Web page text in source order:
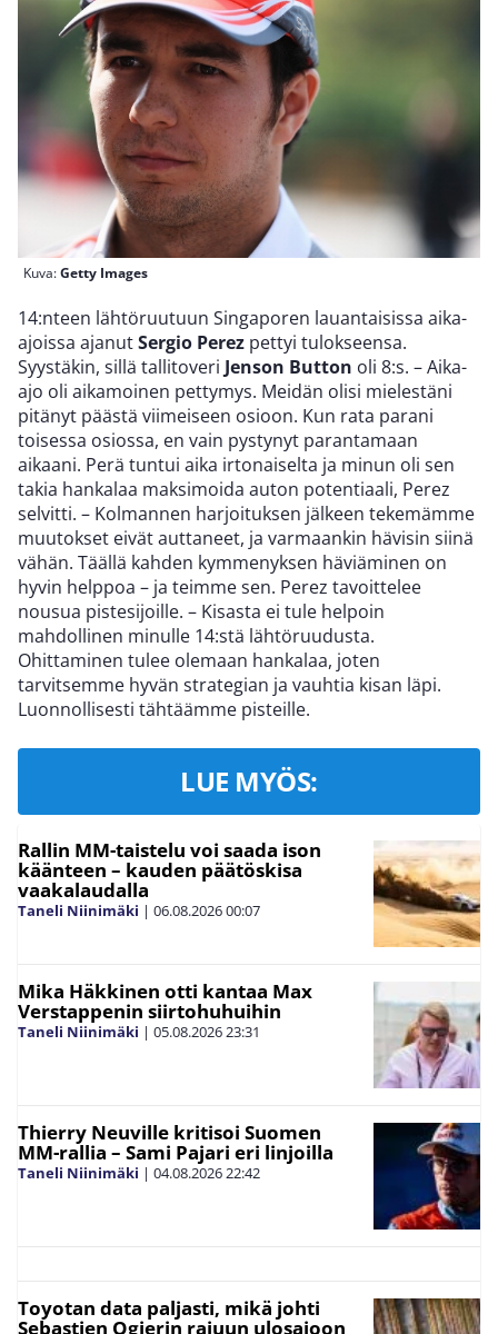
Kuva:Getty Images
14:nteen lähtöruutuun Singaporen lauantaisissa aika-
ajoissa ajanutSergio Perez pettyi tulokseensa.
Syystäkin, sillä tallitoveri Jenson Button oli 8:s. – Aika-
ajo oli aikamoinen pettymys. Meidän olisi mielestäni
pitänyt päästä viimeiseen osioon. Kun rata parani
toisessa osiossa, en vain pystynyt parantamaan
aikaani. Perä tuntui aika irtonaiselta ja minun oli sen
takia hankalaa maksimoida auton potentiaali, Perez
selvitti. – Kolmannen harjoituksen jälkeen tekemämme
muutokset eivät auttaneet, ja varmaankin hävisin siinä
vähän. Täällä kahden kymmenyksen häviäminen on
hyvin helppoa – ja teimme sen. Perez tavoittelee
nousua pistesijoille. – Kisasta ei tule helpoin
mahdollinen minulle 14:stä lähtöruudusta.
Ohittaminen tulee olemaan hankalaa, joten
tarvitsemme hyvän strategian ja vauhtia kisan läpi.
Luonnollisesti tähtäämme pisteille.
LUE MYÖS:
Rallin MM-taistelu voi saada ison
käänteen – kauden päätöskisa
vaakalaudalla
Taneli Niinimäki | 06.08.202600:07
Mika Häkkinen otti kantaa Max
Verstappenin siirtohuhuihin
Taneli Niinimäki | 05.08.202623:31
Thierry Neuville kritisoi Suomen
MM-rallia – Sami Pajari eri linjoilla
Taneli Niinimäki | 04.08.202622:42
Toyotan data paljasti, mikä johti
Sebastien Ogierin rajuun ulosajoon